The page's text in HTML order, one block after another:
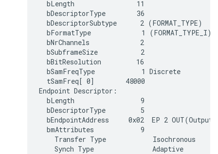
  bLength                11
  bDescriptorType        36
  bDescriptorSubtype      2 (FORMAT_TYPE)
  bFormatType             1 (FORMAT_TYPE_I)
  bNrChannels             2
  bSubframeSize           2
  bBitResolution         16
  bSamFreqType            1 Discrete
  tSamFreq[ 0]        48000
Endpoint Descriptor:
  bLength                 9
  bDescriptorType         5
  bEndpointAddress     0x02  EP 2 OUT(Output)
  bmAttributes            9
    Transfer Type            Isochronous
    Synch Type               Adaptive